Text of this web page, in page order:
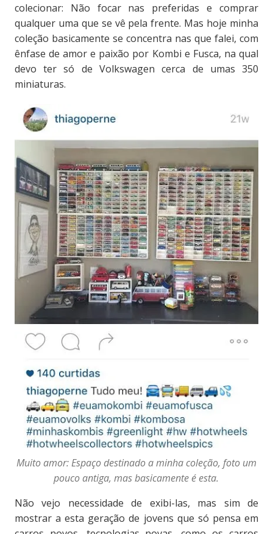
colecionar: Não focar nas preferidas e comprar
qualquer uma que se vê pela frente. Mas hoje minha
coleção basicamente se concentra nas que falei, com
ênfase de amor e paixão por Kombi e Fusca, na qual
devo ter só de Volkswagen cerca de umas 350
miniaturas.
Muito amor: Espaço destinado a minha coleção, foto um
pouco antiga, mas basicamente é esta.
Não vejo necessidade de exibi-las, mas sim de
mostrar a esta geração de jovens que só pensa em